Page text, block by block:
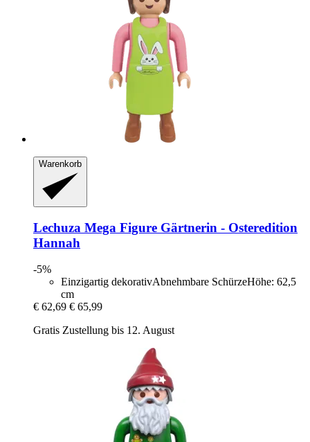
Warenkorb
Lechuza Mega Figure Gärtnerin -​ Osteredition
Hannah
-5%
Einzigartig dekorativAbnehmbare SchürzeHöhe: 62,5
cm
€ 62,69 € 65,99
Gratis Zustellung bis 12. August